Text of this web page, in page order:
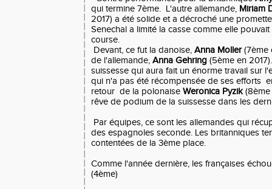
qui termine 7ème. L'autre allemande, Miriam
2017) a été solide et a décroché une
Senechal a limité la casse comme elle
course.
Devant, ce fut la danoise, Anna Moller(7ème
de l'allemande, Anna Gehring (5ème en
suissesse qui aura fait un énorme travail sur
qui n'a pas été récompensée de ses efforts
retour de la polonaise Weronica Pyzik
rêve de podium de la suissesse dans les
Par équipes, ce sont les allemandes qui
des espagnoles seconde. Les britanniques
contentées de la 3ème place.
Comme l'année dernière, les françaises
(4ème)